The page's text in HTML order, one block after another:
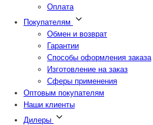
Оплата
Покупателям
Обмен и возврат
Гарантии
Способы оформления заказа
Изготовление на заказ
Сферы применения
Оптовым покупателям
Наши клиенты
Дилеры